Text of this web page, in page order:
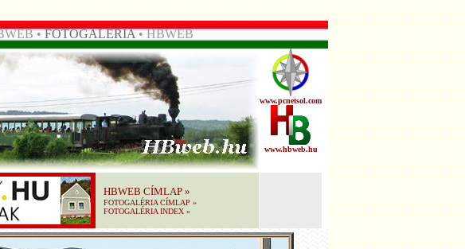
•FOTOGALÉRIA• HBWEB
www.pcnetsol.com
www.hbweb.hu
HBWEB CÍMLAP »
FOTOGALÉRIA CÍMLAP »
FOTOGALÉRIA INDEX »